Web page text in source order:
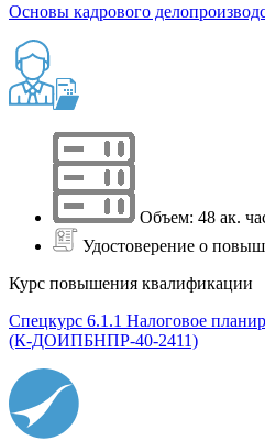
Основы кадрового
Объем: 48 ак.
Удостоверение о
Курс повышения квалификации
Спецкурс 6.1.1 Налоговое
(К-ДОИПБНПР-40-2411)